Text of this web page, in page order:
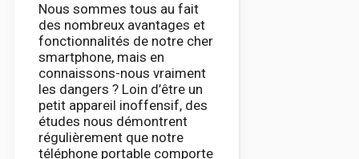
Nous sommes tous au fait
des nombreux avantages et
fonctionnalités de notre cher
smartphone, mais en
connaissons-nous vraiment
les dangers ? Loin d’être un
petit appareil inoffensif, des
études nous démontrent
régulièrement que notre
téléphone portable comporte